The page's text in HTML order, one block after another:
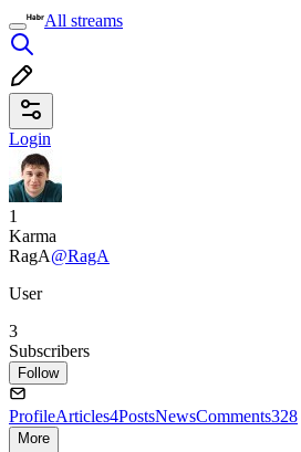
All streams
Login
1
Karma
RagA@RagA
User
3
Subscribers
Follow
ProfileArticles4PostsNewsComments328
More